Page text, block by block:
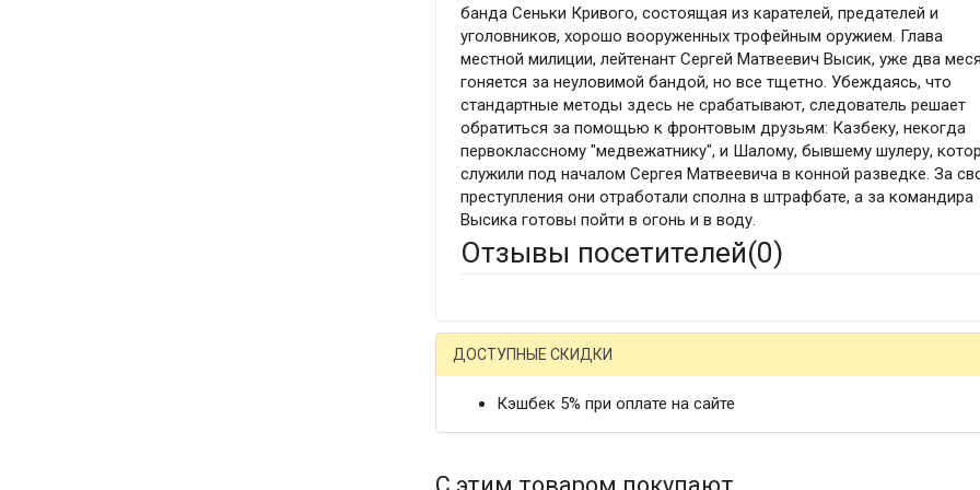
банда Сеньки Кривого, состоящая из карателей, предателей и
уголовников, хорошо вооруженных трофейным оружием. Глава
местной милиции, лейтенант Сергей Матвеевич Высик, уже два
гоняется за неуловимой бандой, но все тщетно. Убеждаясь, что
стандартные методы здесь не срабатывают, следователь решает
обратиться за помощью к фронтовым друзьям: Казбеку, некогда
первоклассному "медвежатнику", и Шалому, бывшему шулеру,
служили под началом Сергея Матвеевича в конной разведке. За
преступления они отработали сполна в штрафбате, а за командира
Высика готовы пойти в огонь и в воду.
Отзывы посетителей(0)
ДОСТУПНЫЕ СКИДКИ
Кэшбек 5% при оплате на сайте